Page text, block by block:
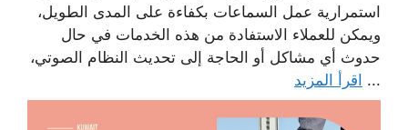
استمرارية عمل السماعات بكفاءة على المدى الطويل،
ويمكن للعملاء الاستفادة من هذه الخدمات في حال
حدوث أي مشاكل أو الحاجة إلى تحديث النظام الصوتي،
... اقرأ المزيد